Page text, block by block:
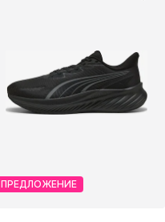
ПРЕДЛОЖЕНИЕ